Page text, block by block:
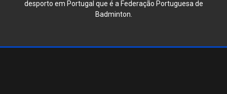
desporto em Portugal que é a Federação Portuguesa de
Badminton.